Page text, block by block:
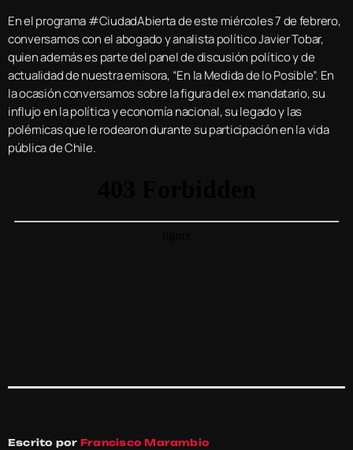
En el programa #CiudadAbierta de este miércoles 7 de febrero,
conversamos con el abogado y analista político Javier Tobar,
quien además es parte del panel de discusión político y de
actualidad de nuestra emisora, “En la Medida de lo Posible”. En
la ocasión conversamos sobre la figura del ex mandatario, su
influjo en la política y economía nacional, su legado y las
polémicas que le rodearon durante su participación en la vida
pública de Chile.
Escrito por Francisco Marambio